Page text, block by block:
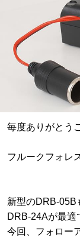
毎度ありがとう
フルークフォレ
新型のDRB-05B
DRB-24Aが最適
今回、フォロー